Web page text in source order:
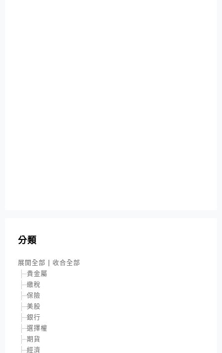
分類
展開全部
收合全部
貴金屬
繳稅
保險
美股
銀行
選擇權
期貨
經濟